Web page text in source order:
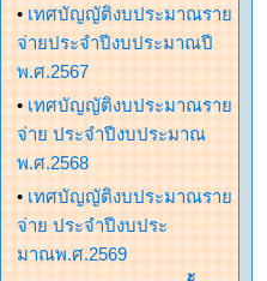
• เทศบัญญัติงบประมาณราย
จ่ายประจำปีงบประมาณปี
พ.ศ.2567
• เทศบัญญัติงบประมาณราย
จ่าย ประจำปีงบประมาณ
พ.ศ.2568
• เทศบัญญัติงบประมาณราย
จ่าย ประจำปีงบประ
มาณพ.ศ.2569